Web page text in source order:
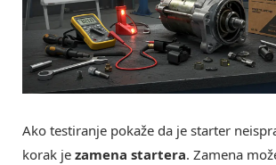
Ako testiranje pokaže da je starter
korak je zamena startera. Zamena